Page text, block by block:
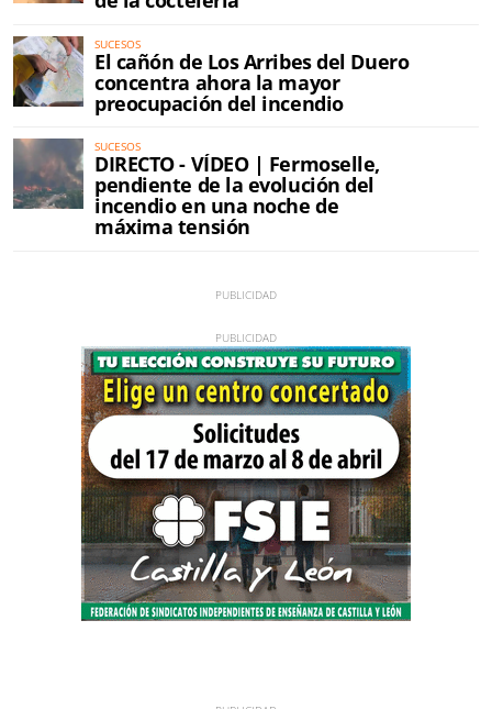
SUCESOS
El cañón de Los Arribes del Duero
concentra ahora la mayor
preocupación del incendio
SUCESOS
DIRECTO - VÍDEO | Fermoselle,
pendiente de la evolución del
incendio en una noche de
máxima tensión